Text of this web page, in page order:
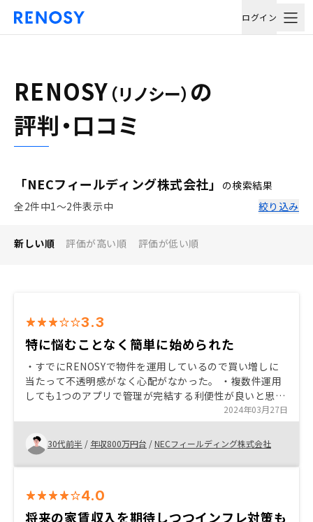
ログイン
RENOSY （リノシー） の
評判・口コミ
「NECフィールディング株式会社」
の検索結果
全2件中1〜2件表示中
絞り込み
新しい順 評価が高い順 評価が低い順
3.3
特に悩むことなく簡単に始められた
・すでにRENOSYで物件を運用しているので買い増しに
当たって不透明感がなく心配がなかった。 ・複数件運用
しても1つのアプリで管理が完結する利便性が良いと思っ
た。 ・担当の営業さんに押し売り感が全くなかった。
2024年03月27日
30代前半 / 年収800万円台 /NECフィールディング株式会社
4.0
将来の家賃収入を期待しつつインフレ対策も